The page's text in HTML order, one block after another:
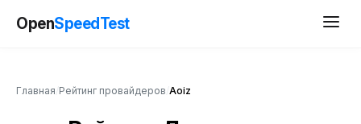
OpenSpeedTest
Главная Рейтинг провайдеров Aoiz